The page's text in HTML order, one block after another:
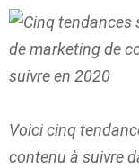
Voici cinq
contenu à suivre